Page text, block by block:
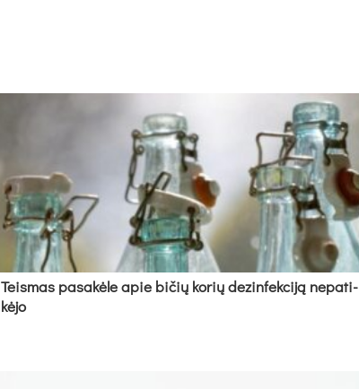
Teis­mas pa­sa­kė­le apie bi­čių ko­rių de­zin­fek­ci­ją ne­pa­ti­
kė­jo